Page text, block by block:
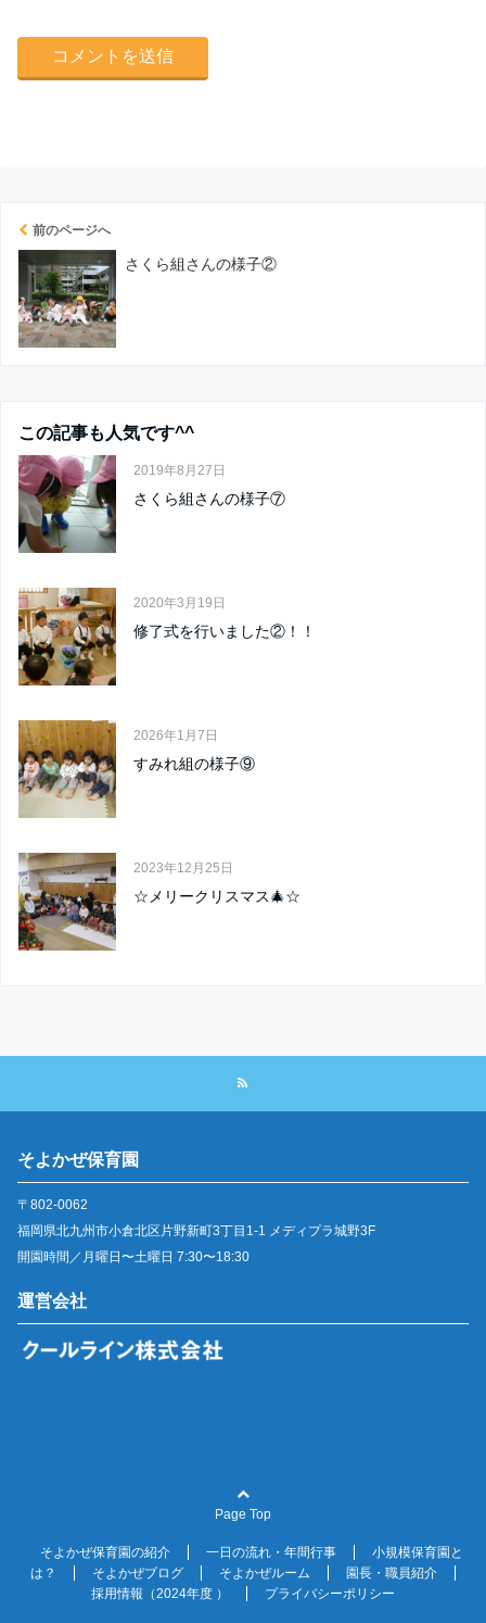
前のページへ
さくら組さんの様子②
この記事も人気です^^
2019年8月27日
さくら組さんの様子⑦
2020年3月19日
修了式を行いました②！！
2026年1月7日
すみれ組の様子⑨
2023年12月25日
☆メリークリスマス🎄☆
そよかぜ保育園
〒802-0062
福岡県北九州市小倉北区片野新町3丁目1-1 メディプラ城野3F
開園時間／月曜日〜土曜日 7:30〜18:30
運営会社
Page Top
そよかぜ保育園の紹介 一日の流れ・年間行事
小規模保育園と
は？
そよかぜブログ そよかぜルーム
園長・職員紹介
採用情報（2024年度 ）
プライバシーポリシー